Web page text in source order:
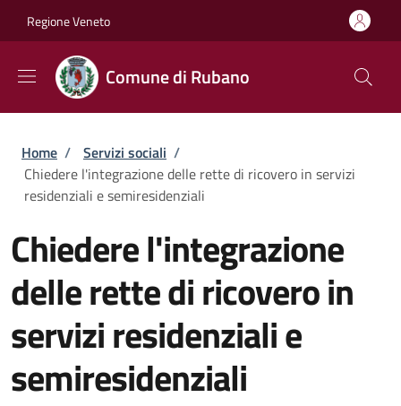
Regione Veneto
Comune di Rubano
Briciole di pane
Home / Servizi sociali /
Chiedere l'integrazione delle rette di ricovero in servizi
residenziali e semiresidenziali
Chiedere l'integrazione
delle rette di ricovero in
servizi residenziali e
semiresidenziali